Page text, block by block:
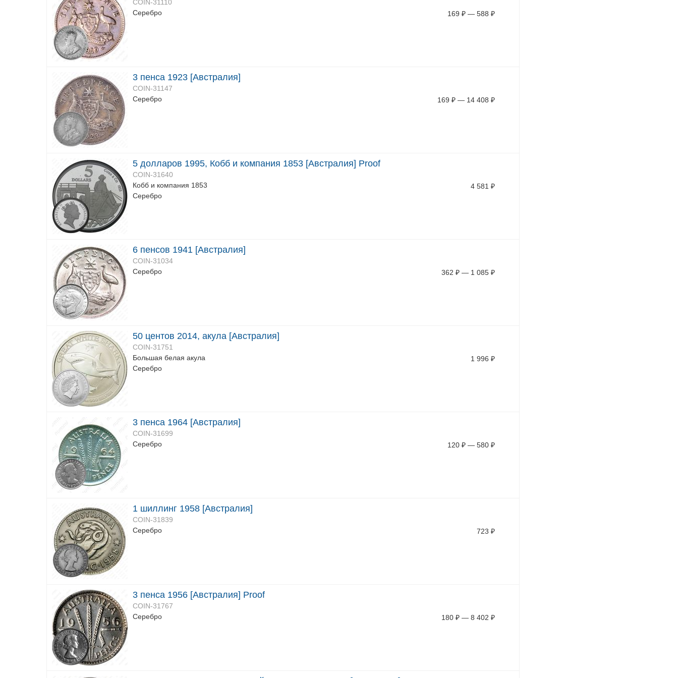
COIN-31110
Серебро
169 ₽ — 588 ₽
3 пенса 1923 [Австралия]
COIN-31147
Серебро
169 ₽ — 14 408 ₽
5 долларов 1995, Кобб и компания 1853 [Австралия] Proof
COIN-31640
Кобб и компания 1853
Серебро
4 581 ₽
6 пенсов 1941 [Австралия]
COIN-31034
Серебро
362 ₽ — 1 085 ₽
50 центов 2014, акула [Австралия]
COIN-31751
Большая белая акула
Серебро
1 996 ₽
3 пенса 1964 [Австралия]
COIN-31699
Серебро
120 ₽ — 580 ₽
1 шиллинг 1958 [Австралия]
COIN-31839
Серебро
723 ₽
3 пенса 1956 [Австралия] Proof
COIN-31767
Серебро
180 ₽ — 8 402 ₽